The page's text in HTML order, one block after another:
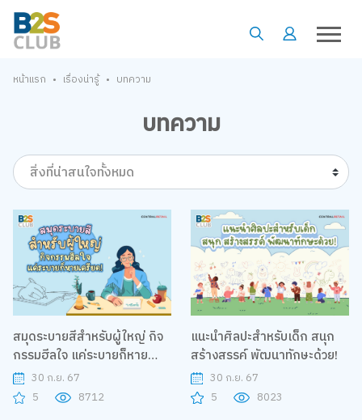
หน้าแรก • เรื่องน่ารู้ • บทความ
บทความ
สิ่งที่น่าสนใจทั้งหมด
สมุดระบายสีสำหรับผู้ใหญ่ กิจ
กรรมฮีลใจ แค่ระบายก็หาย
เครียด!30 ก.ย. 67
5
8712
แนะนำศิลปะสำหรับเด็ก สนุก
สร้างสรรค์ พัฒนาทักษะด้วย!
30 ก.ย. 67
5
8023